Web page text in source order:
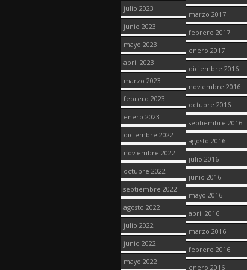
julio 2023
junio 2023
mayo 2023
abril 2023
marzo 2023
febrero 2023
enero 2023
diciembre 2022
noviembre 2022
octubre 2022
septiembre 2022
agosto 2022
julio 2022
junio 2022
mayo 2022
marzo 2017
febrero 2017
enero 2017
diciembre 2016
noviembre 2016
octubre 2016
septiembre 2016
agosto 2016
julio 2016
junio 2016
mayo 2016
abril 2016
marzo 2016
febrero 2016
enero 2016